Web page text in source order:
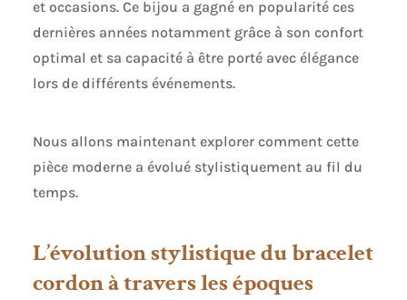
et occasions. Ce bijou a gagné en popularité ces
dernières années notamment grâce à son confort
optimal et sa capacité à être porté avec élégance
lors de différents événements.
Nous allons maintenant explorer comment cette
pièce moderne a évolué stylistiquement au fil du
temps.
L’évolution stylistique du bracelet
cordon à travers les époques